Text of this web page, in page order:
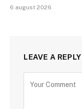
6 august 2026
LEAVE A REPLY